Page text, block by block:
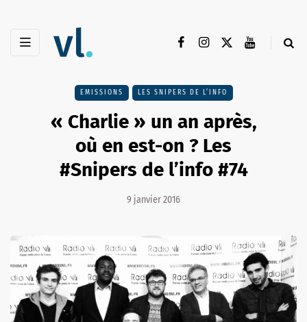
EMISSIONS LES SNIPERS DE L’INFO
« Charlie » un an après,
où en est-on ? Les
#Snipers de l’info #74
9 janvier 2016